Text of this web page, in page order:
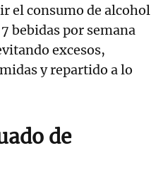
el consumo de alcohol
bebidas por semana
excesos,
y repartido a lo
de